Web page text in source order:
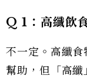
Q 1 ：高纖飲
不一定。高纖
幫助，但「高